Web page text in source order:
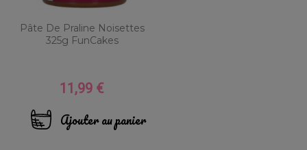
Pâte De Praline Noisettes
325g FunCakes
Prix
11,99 €
Ajouter au panier